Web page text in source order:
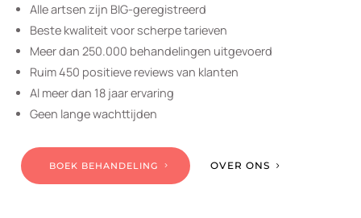
Alle artsen zijn BIG-geregistreerd
Beste kwaliteit voor scherpe tarieven
Meer dan 250.000 behandelingen uitgevoerd
Ruim 450 positieve reviews van klanten
Al meer dan 18 jaar ervaring
Geen lange wachttijden
BOEK BEHANDELING OVER ONS